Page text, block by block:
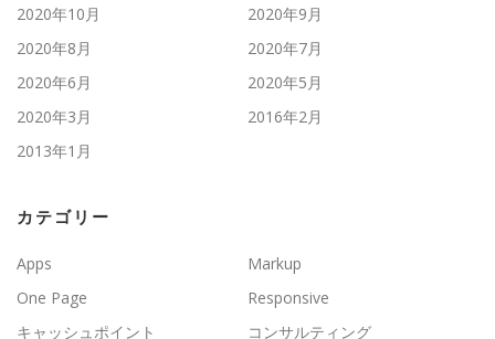
2020年10月
2020年9月
2020年8月
2020年7月
2020年6月
2020年5月
2020年3月
2016年2月
2013年1月
カテゴリー
Apps
Markup
One Page
Responsive
キャッシュポイント
コンサルティング